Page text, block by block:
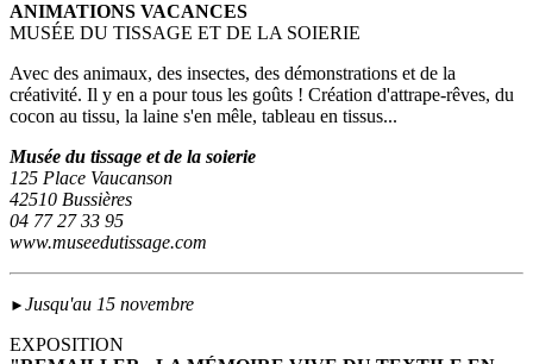
ANIMATIONS VACANCES
MUSÉE DU TISSAGE ET DE LA SOIERIE
Avec des animaux, des insectes, des démonstrations et de la
créativité. Il y en a pour tous les goûts ! Création d'attrape-rêves, du
cocon au tissu, la laine s'en mêle, tableau en tissus...
Musée du tissage et de la soierie
125 Place Vaucanson
42510 Bussières
04 77 27 33 95
www.museedutissage.com
► Jusqu'au 15 novembre
EXPOSITION